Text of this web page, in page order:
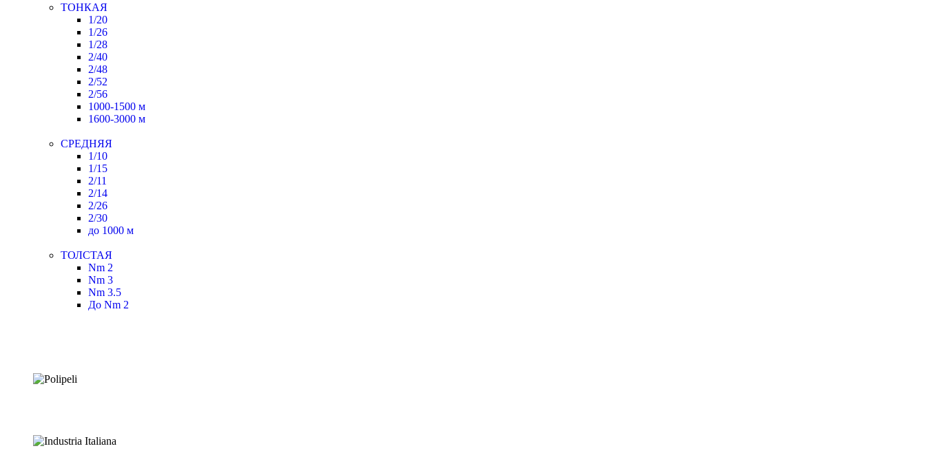
ТОНКАЯ
1/20
1/26
1/28
2/40
2/48
2/52
2/56
1000-1500 м
1600-3000 м
СРЕДНЯЯ
1/10
1/15
2/11
2/14
2/26
2/30
до 1000 м
ТОЛСТАЯ
Nm 2
Nm 3
Nm 3.5
До Nm 2